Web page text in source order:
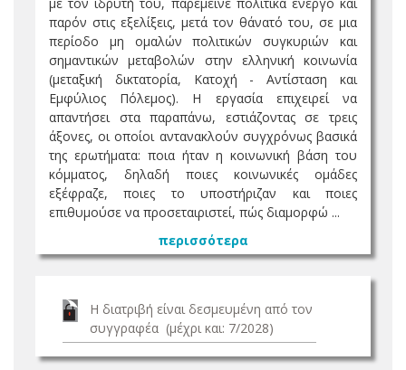
παρόν στις εξελίξεις, μετά τον θάνατό του, σε μια
περίοδο μη ομαλών πολιτικών συγκυριών και
σημαντικών μεταβολών στην ελληνική κοινωνία
(μεταξική δικτατορία, Κατοχή - Αντίσταση και
Εμφύλιος Πόλεμος). Η εργασία επιχειρεί να
απαντήσει στα παραπάνω, εστιάζοντας σε τρεις
άξονες, οι οποίοι αντανακλούν συγχρόνως βασικά
της ερωτήματα: ποια ήταν η κοινωνική βάση του
κόμματος, δηλαδή ποιες κοινωνικές ομάδες
εξέφραζε, ποιες το υποστήριζαν και ποιες
επιθυμούσε να προσεταιριστεί, πώς διαμορφώ ...
περισσότερα
Η διατριβή είναι δεσμευμένη από τον
συγγραφέα (μέχρι και: 7/2028)